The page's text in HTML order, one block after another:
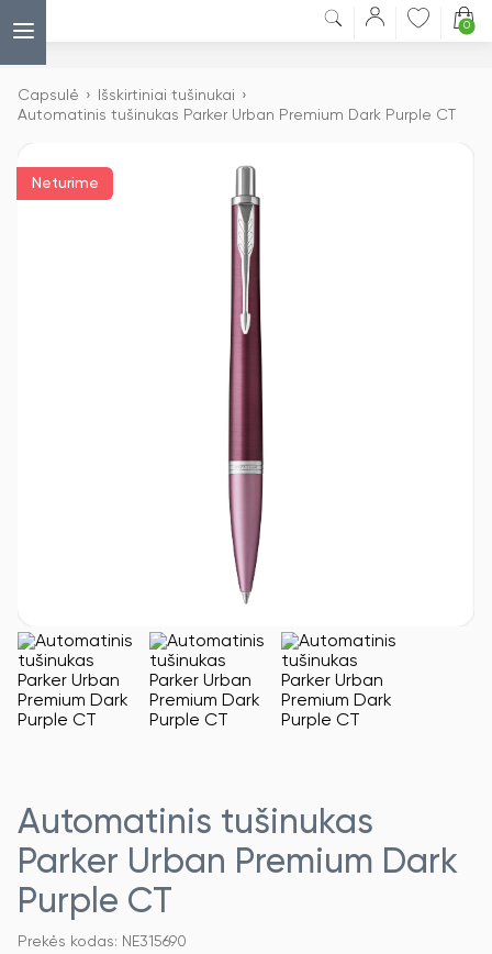
0
Capsulė › Išskirtiniai tušinukai ›
Automatinis tušinukas Parker Urban Premium Dark Purple CT
Neturime
Automatinis tušinukas
Parker Urban Premium Dark
Purple CT
Prekės kodas: NE315690